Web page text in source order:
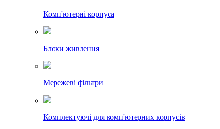
Комп'ютерні корпуса
Блоки живлення
Мережеві фільтри
Комплектуючі для комп'ютерних корпусів